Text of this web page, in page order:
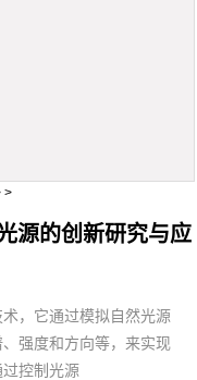
>
源的创新研究与应
，它通过模拟自然光源
强度和方向等，来实现
控制光源